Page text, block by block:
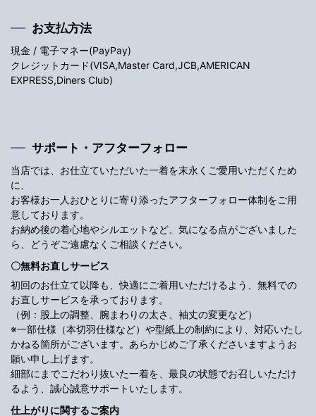
お支払方法
現金 / 電子マネー(PayPay)
クレジットカード(VISA,Master Card,JCB,AMERICAN
EXPRESS,Diners Club)
サポート・アフターフォロー
当店では、お仕立ていただいた一着を末永くご愛用いただくため
に、
お客様お一人おひとりに寄り添ったアフターフォロー体制をご用
意しております。
お納め後の着心地やシルエットなど、気になる点がございました
ら、どうぞご遠慮なくご相談ください。
〇無料お直しサービス
初回のお仕立て以降も、快適にご着用いただけるよう、無料での
お直しサービスを承っております。
（例：股上の調整、腕まわりの太さ、袖丈の変更など）
※一部仕様（本切羽仕様など）や型紙上の制約により、対応いたし
かねる箇所がございます。あらかじめご了承くださいますようお
願い申し上げます。
細部にまでこだわり抜いた一着を、最良の状態でお召しいただけ
るよう、誠心誠意サポートいたします。
仕上がりに関するご案内